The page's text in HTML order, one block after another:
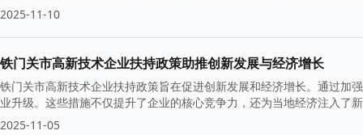
2025-11-10
铁门关市高新技术企业扶持政策助推创新发展与经济增长
铁门关市高新技术企业扶持政策旨在促进创新发展和经济增长。通过加
业升级。这些措施不仅提升了企业的核心竞争力，还为当地经济注入了
2025-11-05